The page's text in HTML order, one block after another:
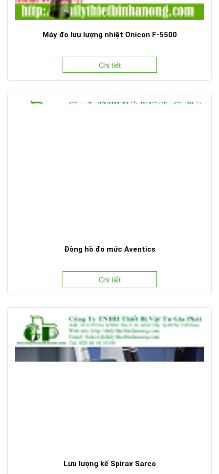
Máy đo lưu lượng nhiệt Onicon F-5500
Chi tiết
Đồng hồ đo mức Aventics
Chi tiết
Lưu lượng kế Spirax Sarco